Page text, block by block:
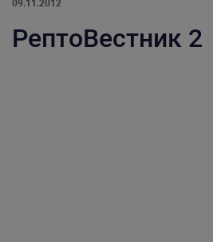
09.11.2012
РептоВестник 2